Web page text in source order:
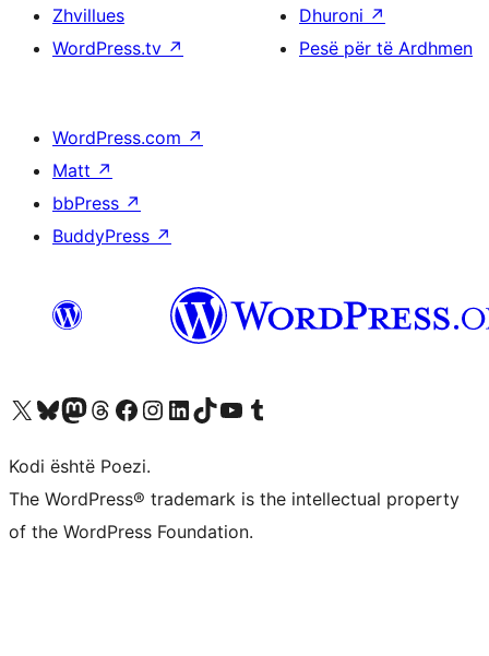
Zhvillues
WordPress.tv ↗
Dhuroni ↗
Pesë për të Ardhmen
WordPress.com ↗
Matt ↗
bbPress ↗
BuddyPress ↗
Vizitoni llogarinë tonë X (ish Twitter)
Vizitoni llogarinë tonë Bluesky
Vizitoni llogarinë tonë Mastodon
Vizitoni llogarinë tonë Threads
Vizitoni faqen tonë në Facebook
Vizitoni llogarinë tonë Instagram
Vizitoni llogarinë tonë LinkedIn
Vizitoni llogarinë tonë TikTok
Vizitoni kanalin tonë YouTube
Vizitoni llogarinë tonë Tumblr
Kodi është Poezi.
The WordPress® trademark is the intellectual property
of the WordPress Foundation.